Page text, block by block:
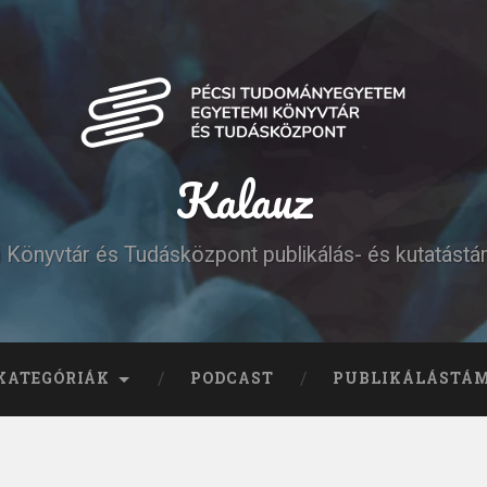
Kalauz
Könyvtár és Tudásközpont publikálás- és
PODCAST